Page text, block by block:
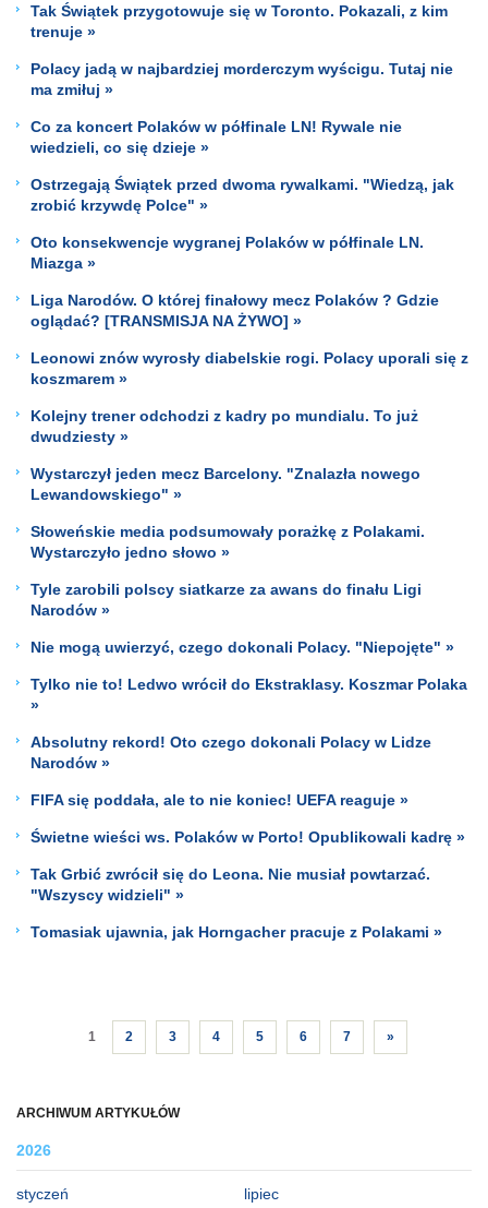
ARCHIWUM ARTYKUŁÓW
2026
styczeń
lipiec
Tak Świątek przygotowuje się w Toronto. Pokazali, z kim
trenuje »
Polacy jadą w najbardziej morderczym wyścigu. Tutaj nie
ma zmiłuj »
Co za koncert Polaków w półfinale LN! Rywale nie
wiedzieli, co się dzieje »
Ostrzegają Świątek przed dwoma rywalkami. "Wiedzą, jak
zrobić krzywdę Polce" »
Oto konsekwencje wygranej Polaków w półfinale LN.
Miazga »
Liga Narodów. O której finałowy mecz Polaków ? Gdzie
oglądać? [TRANSMISJA NA ŻYWO] »
Leonowi znów wyrosły diabelskie rogi. Polacy uporali się z
koszmarem »
Kolejny trener odchodzi z kadry po mundialu. To już
dwudziesty »
Wystarczył jeden mecz Barcelony. "Znalazła nowego
Lewandowskiego" »
Słoweńskie media podsumowały porażkę z Polakami.
Wystarczyło jedno słowo »
Tyle zarobili polscy siatkarze za awans do finału Ligi
Narodów »
Nie mogą uwierzyć, czego dokonali Polacy. "Niepojęte" »
Tylko nie to! Ledwo wrócił do Ekstraklasy. Koszmar Polaka
»
Absolutny rekord! Oto czego dokonali Polacy w Lidze
Narodów »
FIFA się poddała, ale to nie koniec! UEFA reaguje »
Świetne wieści ws. Polaków w Porto! Opublikowali kadrę »
Tak Grbić zwrócił się do Leona. Nie musiał powtarzać.
"Wszyscy widzieli" »
Tomasiak ujawnia, jak Horngacher pracuje z Polakami »
1 2 3 4 5 6 7 »